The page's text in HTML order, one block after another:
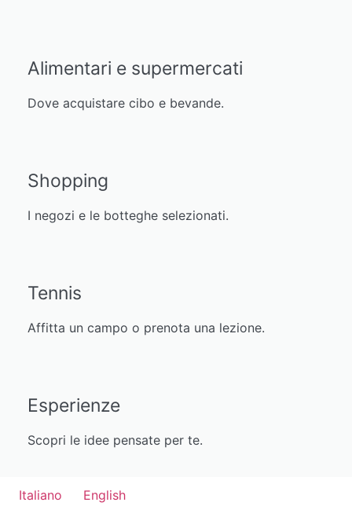
Alimentari e supermercati
Dove acquistare cibo e bevande.
Shopping
I negozi e le botteghe selezionati.
Tennis
Affitta un campo o prenota una lezione.
Esperienze
Scopri le idee pensate per te.
Italiano English